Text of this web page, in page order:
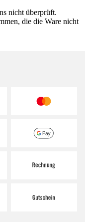
nicht überprüft.
die die Ware nicht